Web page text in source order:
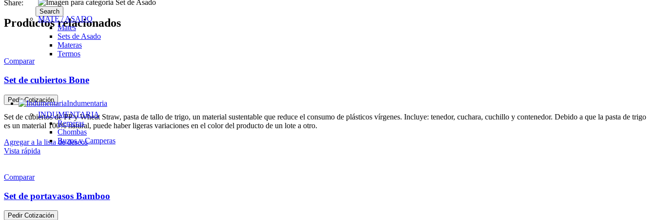
Search
MATE / ASADO
Mates
Sets de Asado
Materas
Termos
Indumentaria
INDUMENTARIA
Remeras
Chombas
Buzos y Camperas
Share:
Productos relacionados
Comparar
Set de cubiertos Bone
Pedir Cotización
Set de cubiertos de PP y Wheat Straw, pasta de tallo de trigo, un material sustentable que reduce el consumo de plásticos vírgenes. Incluye: tenedor, cuchara, cuchillo y contenedor. Debido a que la pasta de trigo
es un material 100% natural, puede haber ligeras variaciones en el color del producto de un lote a otro.
Agregar a la lista de deseos
Vista rápida
Comparar
Set de portavasos Bamboo
Pedir Cotización